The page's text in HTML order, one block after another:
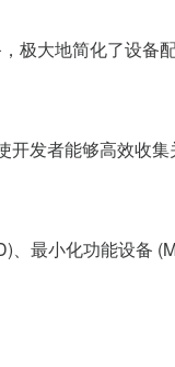
极大地简化了设备
发者能够高效收
、最小化功能设备